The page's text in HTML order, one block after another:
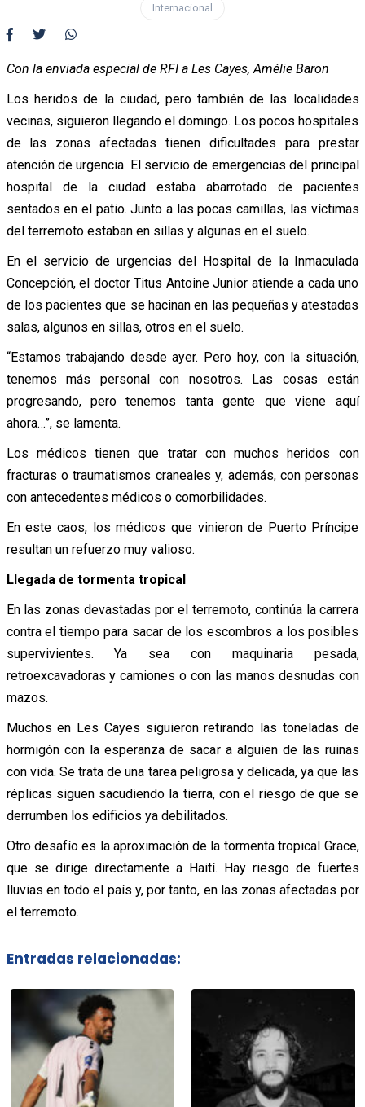
Internacional
Con la enviada especial de RFI a Les Cayes, Amélie Baron
Los heridos de la ciudad, pero también de las localidades
vecinas, siguieron llegando el domingo. Los pocos hospitales
de las zonas afectadas tienen dificultades para prestar
atención de urgencia. El servicio de emergencias del principal
hospital de la ciudad estaba abarrotado de pacientes
sentados en el patio. Junto a las pocas camillas, las víctimas
del terremoto estaban en sillas y algunas en el suelo.
En el servicio de urgencias del Hospital de la Inmaculada
Concepción, el doctor Titus Antoine Junior atiende a cada uno
de los pacientes que se hacinan en las pequeñas y atestadas
salas, algunos en sillas, otros en el suelo.
“Estamos trabajando desde ayer. Pero hoy, con la situación,
tenemos más personal con nosotros. Las cosas están
progresando, pero tenemos tanta gente que viene aquí
ahora…”, se lamenta.
Los médicos tienen que tratar con muchos heridos con
fracturas o traumatismos craneales y, además, con personas
con antecedentes médicos o comorbilidades.
En este caos, los médicos que vinieron de Puerto Príncipe
resultan un refuerzo muy valioso.
Llegada de tormenta tropical
En las zonas devastadas por el terremoto, continúa la carrera
contra el tiempo para sacar de los escombros a los posibles
supervivientes. Ya sea con maquinaria pesada,
retroexcavadoras y camiones o con las manos desnudas con
mazos.
Muchos en Les Cayes siguieron retirando las toneladas de
hormigón con la esperanza de sacar a alguien de las ruinas
con vida. Se trata de una tarea peligrosa y delicada, ya que las
réplicas siguen sacudiendo la tierra, con el riesgo de que se
derrumben los edificios ya debilitados.
Otro desafío es la aproximación de la tormenta tropical Grace,
que se dirige directamente a Haití. Hay riesgo de fuertes
lluvias en todo el país y, por tanto, en las zonas afectadas por
el terremoto.
Entradas relacionadas: